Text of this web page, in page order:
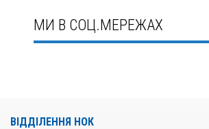
МИ В СОЦ.МЕРЕЖАХ
ВІДДІЛЕННЯ НОК